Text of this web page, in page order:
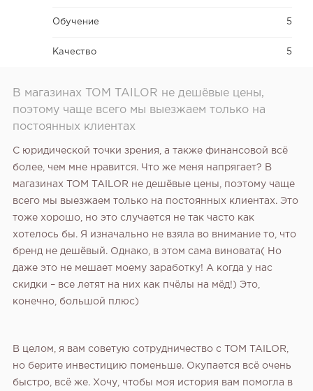
Обучение 5
Качество 5
В магазинах TOM TAILOR не дешёвые цены,
поэтому чаще всего мы выезжаем только на
постоянных клиентах
С юридической точки зрения, а также финансовой всё
более, чем мне нравится. Что же меня напрягает? В
магазинах TOM TAILOR не дешёвые цены, поэтому чаще
всего мы выезжаем только на постоянных клиентах. Это
тоже хорошо, но это случается не так часто как
хотелось бы. Я изначально не взяла во внимание то, что
бренд не дешёвый. Однако, в этом сама виновата( Но
даже это не мешает моему заработку! А когда у нас
скидки – все летят на них как пчёлы на мёд!) Это,
конечно, большой плюс)
В целом, я вам советую сотрудничество с TOM TAILOR,
но берите инвестицию поменьше. Окупается всё очень
быстро, всё же. Хочу, чтобы моя история вам помогла в